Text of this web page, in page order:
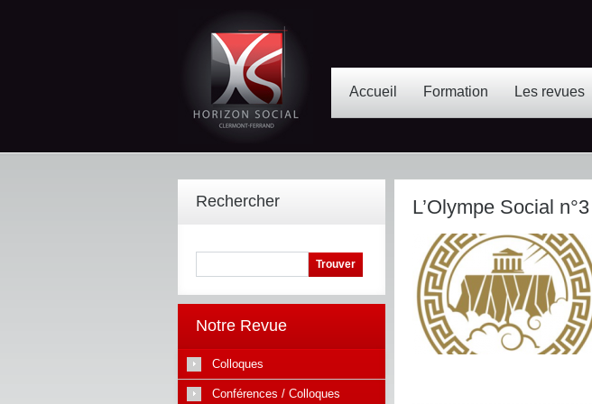
Accueil Formation Les revues
L’Olympe Social n°3
Rechercher
Notre Revue
Colloques
Conférences / Colloques